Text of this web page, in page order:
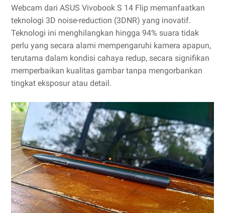
Webcam dari ASUS Vivobook S 14 Flip memanfaatkan
teknologi 3D noise-reduction (3DNR) yang inovatif.
Teknologi ini menghilangkan hingga 94% suara tidak
perlu yang secara alami mempengaruhi kamera apapun,
terutama dalam kondisi cahaya redup, secara signifikan
memperbaikan kualitas gambar tanpa mengorbankan
tingkat eksposur atau detail.